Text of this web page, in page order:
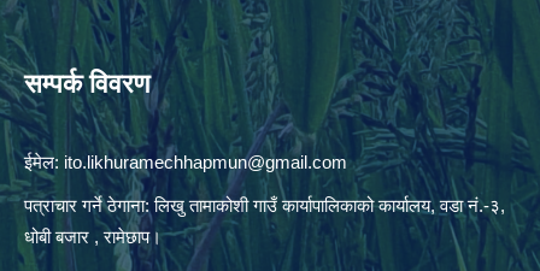
सम्पर्क विवरण
ईमेल: ito.likhuramechhapmun@gmail.com
पत्राचार गर्ने ठेगाना: लिखु तामाकोशी गाउँ कार्यापालिकाको कार्यालय, वडा नं.-३,
धोबी बजार , रामेछाप।